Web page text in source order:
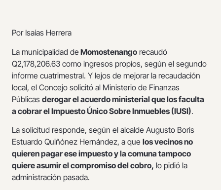
Por Isaías Herrera
La municipalidad de Momostenango recaudó
Q2,178,206.63 como ingresos propios, según el segundo
informe cuatrimestral. Y lejos de mejorar la recaudación
local, el Concejo solicitó al Ministerio de Finanzas
Públicas derogar el acuerdo ministerial que los faculta
a cobrar el Impuesto Único Sobre Inmuebles (IUSI).
La solicitud responde, según el alcalde Augusto Boris
Estuardo Quiñónez Hernández, a que los vecinos no
quieren pagar ese impuesto y la comuna tampoco
quiere asumir el compromiso del cobro, lo pidió la
administración pasada.